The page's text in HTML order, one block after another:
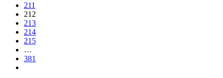
211
212
213
214
215
…
381